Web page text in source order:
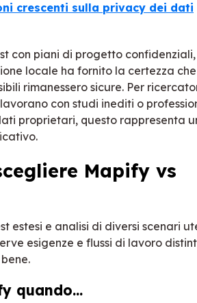
crescenti sulla privacy dei dati
con piani di progetto confidenziali,
locale ha fornito la certezza
rimanessero sicure. Per
con studi inediti o
proprietari, questo rappresenta
Mapify vs
estesi e analisi di diversi scenari
esigenze e flussi di lavoro
quando...